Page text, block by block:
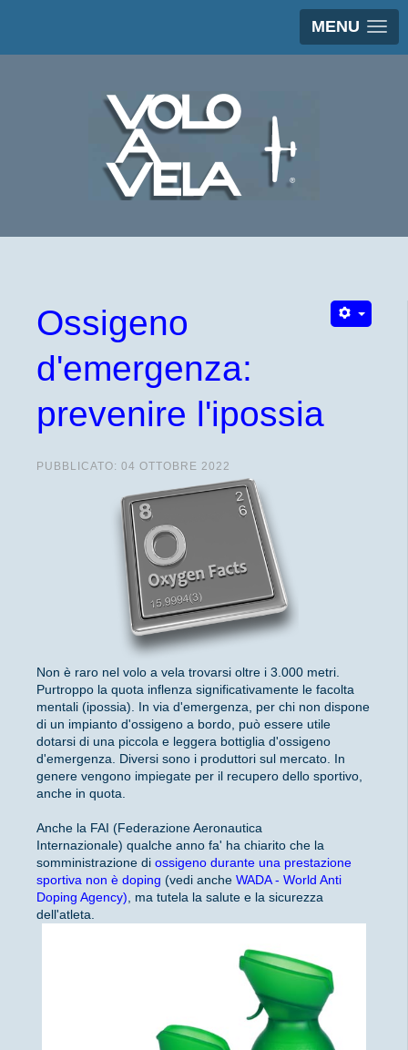
MENU
Ossigeno
d'emergenza:
prevenire l'ipossia
PUBBLICATO: 04 OTTOBRE 2022
Non è raro nel volo a vela trovarsi oltre i 3.000 metri.
Purtroppo la quota inflenza significativamente le facolta
mentali (ipossia). In via d'emergenza, per chi non dispone
di un impianto d'ossigeno a bordo, può essere utile
dotarsi di una piccola e leggera bottiglia d'ossigeno
d'emergenza. Diversi sono i produttori sul mercato. In
genere vengono impiegate per il recupero dello sportivo,
anche in quota.
Anche la FAI (Federazione Aeronautica
Internazionale) qualche anno fa' ha chiarito che la
somministrazione di ossigeno durante una prestazione
sportiva non è doping (vedi anche WADA - World Anti
Doping Agency) , ma tutela la salute e la sicurezza
dell'atleta.